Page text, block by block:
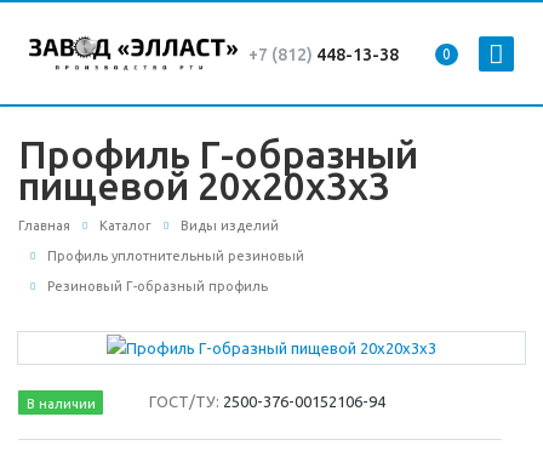
0
+7 (812) 448-13-38
Профиль Г-образный
пищевой 20х20х3х3
Главная Каталог Виды изделий
Профиль уплотнительный резиновый
Резиновый Г-образный профиль
В наличии ГОСТ/ТУ: 2500-376-00152106-94